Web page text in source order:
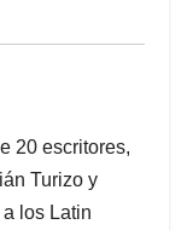
20 escritores,
Turizo y
los Latin